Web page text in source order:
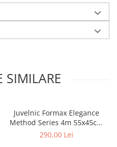
SIMILARE
Juvelnic Formax Elegance
Method Series 4m 55x45cm
| Formax
290,00 Lei